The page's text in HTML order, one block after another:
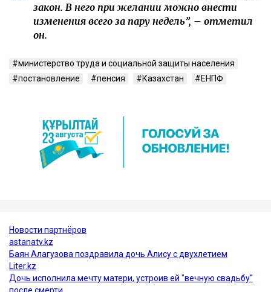
закон. В него при желании можно внести
изменения всего за пару недель”, – отметил
он.
министерство труда и социальной защиты населения
постановление
пенсия Казахстан ЕНПФ